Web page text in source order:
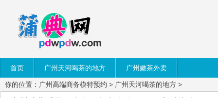
首页 广州天河喝茶的地方 广州嫩茶外卖
你的位置： 广州高端商务模特预约 > 广州天河喝茶的地方 >